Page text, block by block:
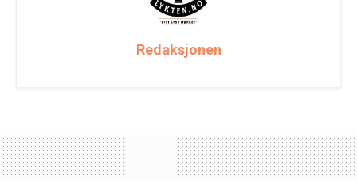
Redaksjonen